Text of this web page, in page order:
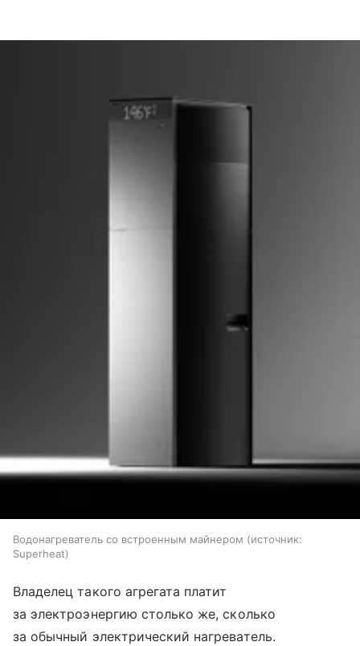
Водонагреватель со встроенным майнером
источник:
Superheat
Владелец такого агрегата платит
за электроэнергию столько же, сколько
за обычный электрический нагреватель.